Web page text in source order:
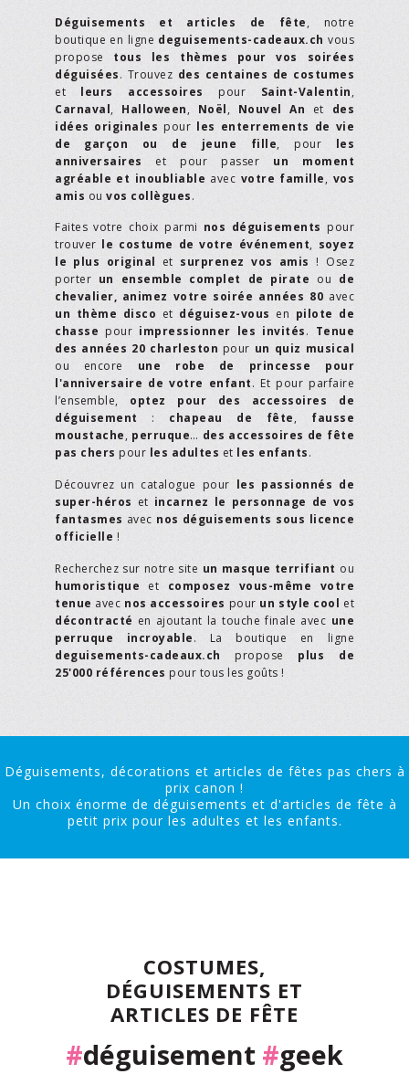
Déguisements et articles de fête, notre
boutique en ligne deguisements-cadeaux.ch vous
propose tous les thèmes pour vos soirées
déguisées. Trouvez des centaines de costumes
et leurs accessoires pour Saint-Valentin,
Carnaval, Halloween, Noël, Nouvel An et des
idées originales pour les enterrements de vie
de garçon ou de jeune fille, pour les
anniversaires et pour passer un moment
agréable et inoubliable avec votre famille, vos
amis ou vos collègues.
Faites votre choix parmi nos déguisements pour
trouver le costume de votre événement, soyez
le plus original et surprenez vos amis ! Osez
porter un ensemble complet de pirate ou de
chevalier, animez votre soirée années 80 avec
un thème disco et déguisez-vous en pilote de
chasse pour impressionner les invités. Tenue
des années 20 charleston pour un quiz musical
ou encore une robe de princesse pour
l'anniversaire de votre enfant. Et pour parfaire
l’ensemble, optez pour des accessoires de
déguisement : chapeau de fête, fausse
moustache, perruque… des accessoires de fête
pas chers pour les adultes et les enfants.
Découvrez un catalogue pour les passionnés de
super-héros et incarnez le personnage de vos
fantasmes avec nos déguisements sous licence
officielle !
Recherchez sur notre site un masque terrifiant ou
humoristique et composez vous-même votre
tenue avec nos accessoires pour un style cool et
décontracté en ajoutant la touche finale avec une
perruque incroyable. La boutique en ligne
deguisements-cadeaux.ch propose plus de
25'000 références pour tous les goûts !
Déguisements, décorations et articles de fêtes pas chers à
prix canon !
Un choix énorme de déguisements et d'articles de fête à
petit prix pour les adultes et les enfants.
COSTUMES,
DÉGUISEMENTS ET
ARTICLES DE FÊTE
#déguisement #geek